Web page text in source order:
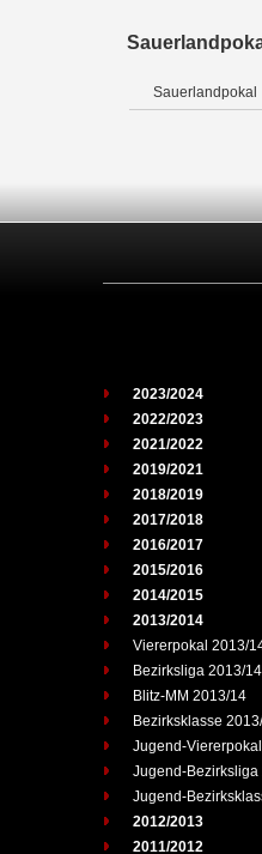
Sauerlandpokal
2023/2024
2022/2023
2021/2022
2019/2021
2018/2019
2017/2018
2016/2017
2015/2016
2014/2015
2013/2014
Viererpokal 2013/
Bezirksliga 2013/14
Blitz-MM 2013/14
Bezirksklasse
Jugend-
Jugend-Bezirksliga
Jugend-
2012/2013
2011/2012